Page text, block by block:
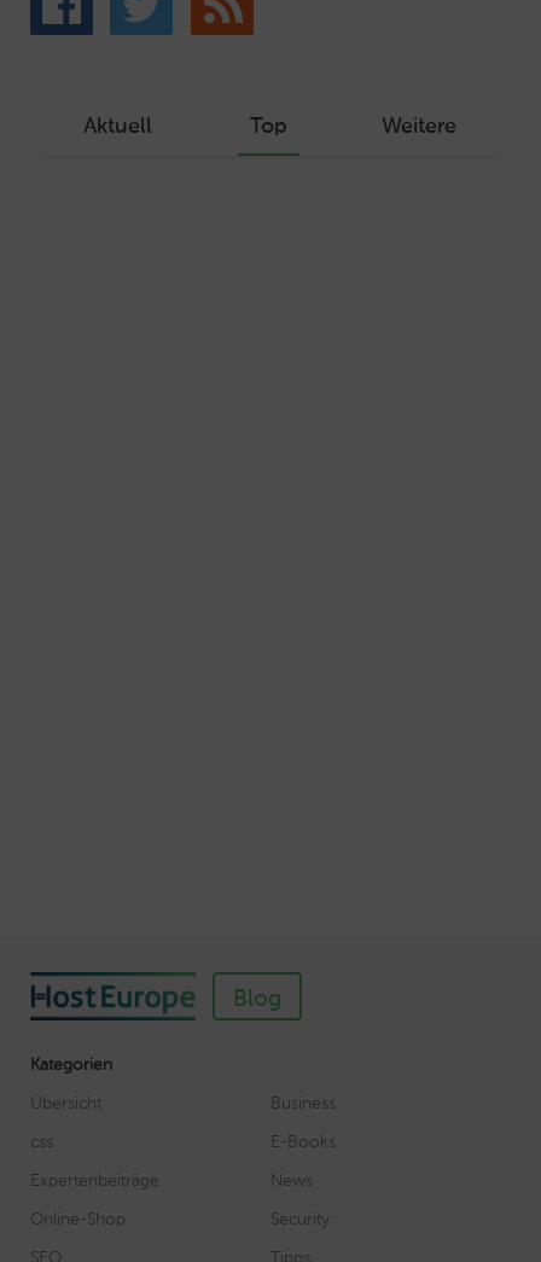
Aktuell Top Weitere
Blog
Kategorien
Übersicht
Business
css
E-Books
Expertenbeiträge
News
Online-Shop
Security
SEO
Tipps